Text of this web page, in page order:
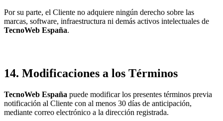
Por su parte, el Cliente no adquiere ningún derecho sobre las
marcas, software, infraestructura ni demás activos intelectuales de
TecnoWeb España.
14. Modificaciones a los Términos
TecnoWeb España puede modificar los presentes términos previa
notificación al Cliente con al menos 30 días de anticipación,
mediante correo electrónico a la dirección registrada.